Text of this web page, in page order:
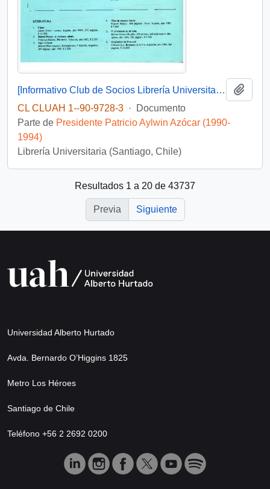
[Informativo Club de Socios Librería Universitaria]
CL CLUAH 1--90-9728-3 ·
Documento
Parte de Presidente Patricio Aylwin Azócar (1990-
1994)
Librería Universitaria (Santiago, Chile)
Resultados 1 a 20 de 43737
Previa Siguiente
Universidad Alberto Hurtado
Avda. Bernardo O’Higgins 1825
Metro Los Héroes
Santiago de Chile
Teléfono +56 2 2692 0200